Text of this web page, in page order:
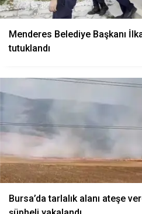
Menderes Belediye Başkanı
tutuklandı
Bursa’da tarlalık alanı ateşe